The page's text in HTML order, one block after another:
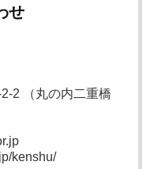
せ
2 （丸の内二重橋
kenshu/